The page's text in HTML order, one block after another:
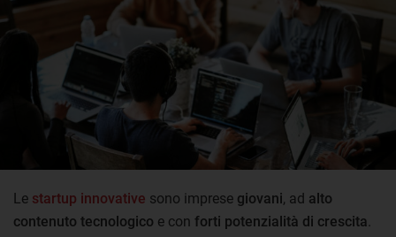
Le startup innovative sono imprese giovani, ad alto
contenuto tecnologico e con forti potenzialità di crescita.